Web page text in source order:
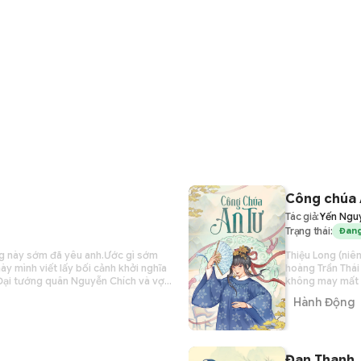
này sớm đã yêu anh.Ước gì sớm
mình viết lấy bối cảnh khởi nghĩa
tướng quân Nguyễn Chích và vợ
vốn là phận nữ, nhưng rất thích
chống quân xâm lược. Vậy là bà
Công chúa
Tác giả:Yến
Trạng thái:
Thiệu Long
hoàng Trần
không may
thương của
nàng là An,
Hành Động